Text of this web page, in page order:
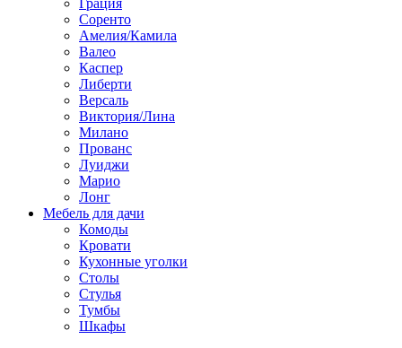
Грация
Соренто
Амелия/Камила
Валео
Каспер
Либерти
Версаль
Виктория/Лина
Милано
Прованс
Луиджи
Марио
Лонг
Мебель для дачи
Комоды
Кровати
Кухонные уголки
Столы
Стулья
Тумбы
Шкафы